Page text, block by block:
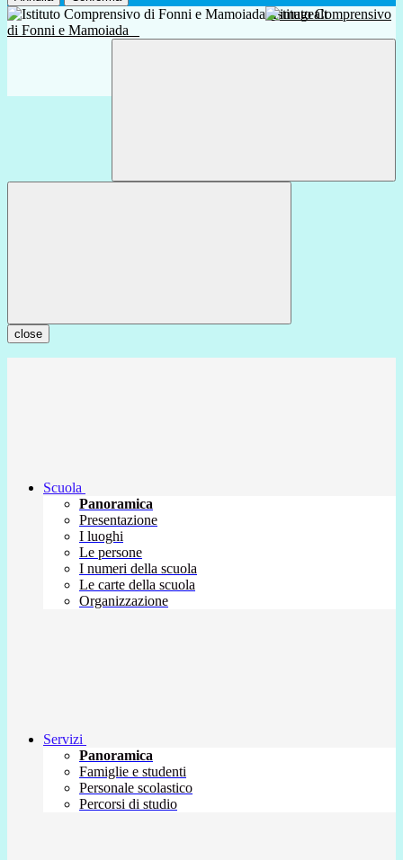
Istituto Comprensivo
di Fonni e Mamoiada
close
Scuola
Panoramica
Presentazione
I luoghi
Le persone
I numeri della scuola
Le carte della scuola
Organizzazione
Servizi
Panoramica
Famiglie e studenti
Personale scolastico
Percorsi di studio